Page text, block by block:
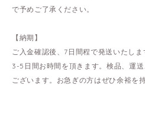
で予めご了承ください。
【納期】
ご入金確認後、7日間程で発送いたし
3-5日間お時間を頂きます。検品、運
ございます。お急ぎの方はぜひ余裕を